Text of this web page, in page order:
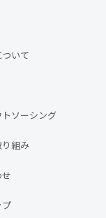
いて
ソーシング
組み
プ